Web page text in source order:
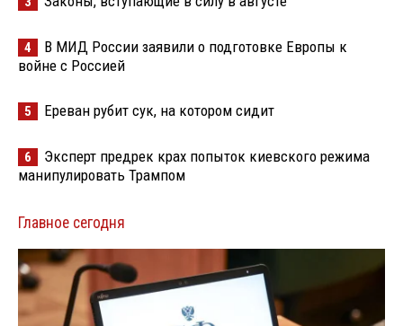
4
В МИД России заявили о подготовке Европы к
войне с Россией
5 Ереван рубит сук, на котором сидит
6
Эксперт предрек крах попыток киевского режима
манипулировать Трампом
Главное сегодня